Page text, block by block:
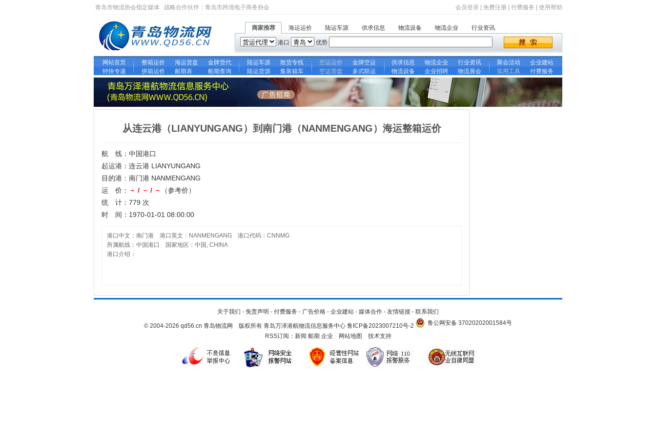
青岛市物流协会指定媒体 战略合作伙伴： 青岛市跨境电子商务协会 会员登录 免费注册 付费服务 使用帮助
商家推荐 海运运价 陆运车源 供求信息 物流设备 物流企业 行业资讯
港口 优势
网站首页 整箱运价 海运货盘 金牌货代 陆运车源 散货专线 空运运价 金牌空运 供求信息 物流企业 行业资讯 聚会活动
企业建站
特快专递
拼箱运价 船期表 船期查询 陆运货源 集装箱车 空运货盘 多式联运 物流设备 企业招聘 物流展会 实用工具 付费服务
从连云港（LIANYUNGANG）到南门港（NANMENGANG）海运整箱运价
航 线：中国港口
起运港：连云港 LIANYUNGANG
目的港：南门港 NANMENGANG
运 价：
－ / － / －
（参考价）
统 计：779 次
时 间：1970-01-01 08:00:00
港口中文：南门港 港口英文：NANMENGANG 港口代码：CNNMG
所属航线：中国港口 国家地区：中国, CHINA
港口介绍：
关于我们 - 免责声明 - 付费服务 - 广告价格 - 企业建站 - 媒体合作 - 友情链接 - 联系我们
© 2004-2026 qd56.cn 青岛物流网 版权所有 青岛万泽港航物流信息服务中心 鲁ICP备2023007210号-2
鲁公网安备 37020202001584号
RSS订阅： 新闻 船期 企业 网站地图 技术支持